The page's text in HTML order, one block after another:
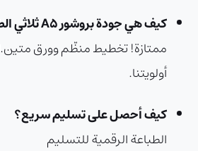
كيف هي جودة بروشور A5 ثلاثي الطي؟
ممتازة! تخطيط منظّم وورق متين.
أولويتنا.
كيف أحصل على تسليم سريع؟
الطباعة الرقمية للتسليم